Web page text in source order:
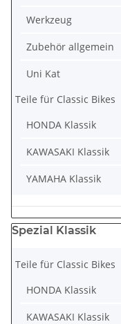
Werkzeug
Zubehör allgemein
Uni Kat
Teile für Classic Bikes
HONDA Klassik
KAWASAKI Klassik
YAMAHA Klassik
Spezial Klassik
Teile für Classic Bikes
HONDA Klassik
KAWASAKI Klassik